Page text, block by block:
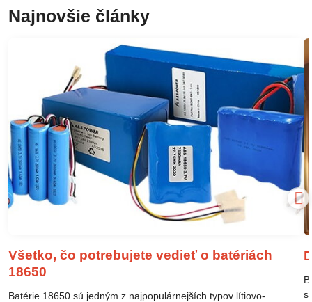
Najnovšie články
Všetko, čo potrebujete vedieť o batériách
18650
Batérie 18650 sú jedným z najpopulárnejších typov lítiovo-